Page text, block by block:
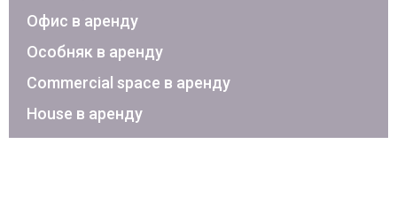
Офис в аренду
Особняк в аренду
Commercial space в аренду
House в аренду